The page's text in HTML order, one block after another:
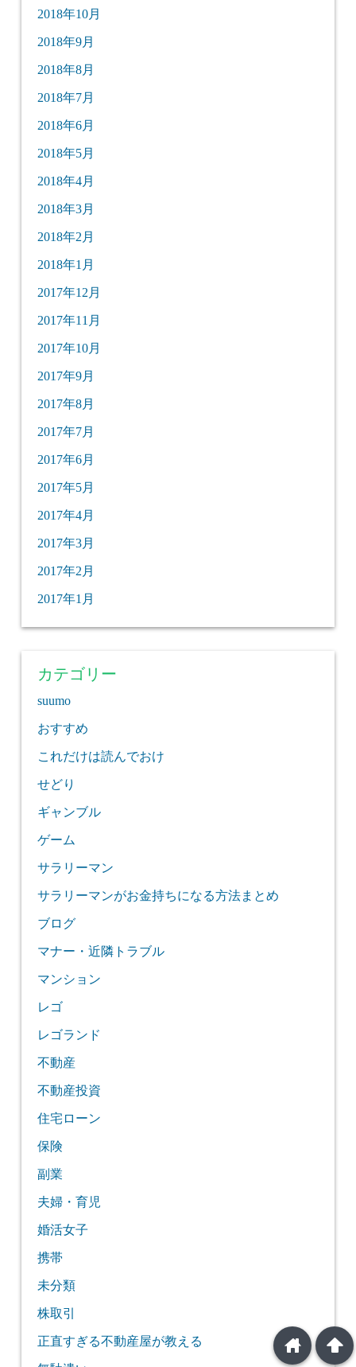
2018年10月
2018年9月
2018年8月
2018年7月
2018年6月
2018年5月
2018年4月
2018年3月
2018年2月
2018年1月
2017年12月
2017年11月
2017年10月
2017年9月
2017年8月
2017年7月
2017年6月
2017年5月
2017年4月
2017年3月
2017年2月
2017年1月
カテゴリー
suumo
おすすめ
これだけは読んでおけ
せどり
ギャンブル
ゲーム
サラリーマン
サラリーマンがお金持ちになる方法まとめ
ブログ
マナー・近隣トラブル
マンション
レゴ
レゴランド
不動産
不動産投資
住宅ローン
保険
副業
夫婦・育児
婚活女子
携帯
未分類
株取引
正直すぎる不動産屋が教える arrowup
home